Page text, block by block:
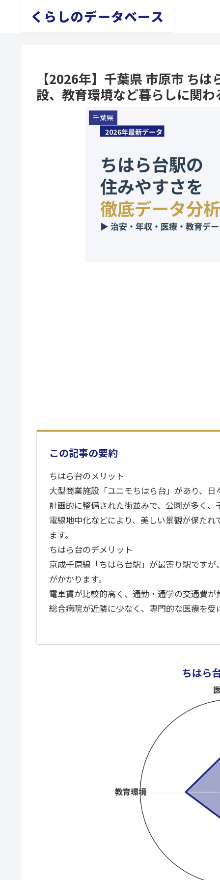
くらしのデータベース
【2026年】千葉県 市原市 ち
設、教育環境など暮らしに関
千葉県
この記事の要約
ちはら台のメリット
大型商業施設「ユニモちはら台」があり、日
計画的に整備された街並みで、公園が多く、
電線地中化などにより、美しい景観が保た
ます。
ちはら台のデメリット
京成千原線「ちはら台駅」が最寄り駅です
がかかります。
電車賃が比較的高く、通勤・通学の交通費が
総合病院が近隣に少なく、専門的な医療を受